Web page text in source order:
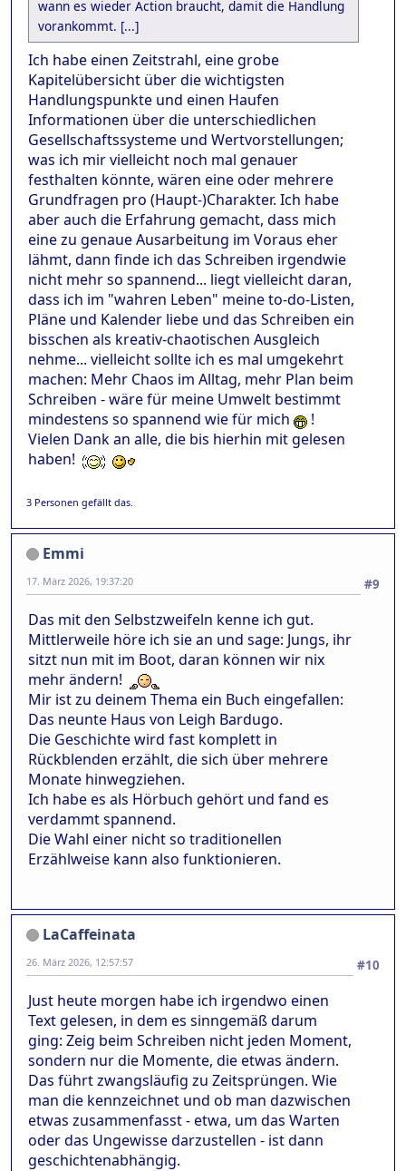
wann es wieder Action braucht, damit die Handlung
vorankommt. [...]
Ich habe einen Zeitstrahl, eine grobe
Kapitelübersicht über die wichtigsten
Handlungspunkte und einen Haufen
Informationen über die unterschiedlichen
Gesellschaftssysteme und Wertvorstellungen;
was ich mir vielleicht noch mal genauer
festhalten könnte, wären eine oder mehrere
Grundfragen pro (Haupt-)Charakter. Ich habe
aber auch die Erfahrung gemacht, dass mich
eine zu genaue Ausarbeitung im Voraus eher
lähmt, dann finde ich das Schreiben irgendwie
nicht mehr so spannend... liegt vielleicht daran,
dass ich im "wahren Leben" meine to-do-Listen,
Pläne und Kalender liebe und das Schreiben ein
bisschen als kreativ-chaotischen Ausgleich
nehme... vielleicht sollte ich es mal umgekehrt
machen: Mehr Chaos im Alltag, mehr Plan beim
Schreiben - wäre für meine Umwelt bestimmt
mindestens so spannend wie für mich
!
Vielen Dank an alle, die bis hierhin mit gelesen
haben!
3 Personen gefällt das.
Emmi
#9
17. März 2026, 19:37:20
Das mit den Selbstzweifeln kenne ich gut.
Mittlerweile höre ich sie an und sage: Jungs, ihr
sitzt nun mit im Boot, daran können wir nix
mehr ändern!
Mir ist zu deinem Thema ein Buch eingefallen:
Das neunte Haus von Leigh Bardugo.
Die Geschichte wird fast komplett in
Rückblenden erzählt, die sich über mehrere
Monate hinwegziehen.
Ich habe es als Hörbuch gehört und fand es
verdammt spannend.
Die Wahl einer nicht so traditionellen
Erzählweise kann also funktionieren.
LaCaffeinata
#10
26. März 2026, 12:57:57
Just heute morgen habe ich irgendwo einen
Text gelesen, in dem es sinngemäß darum
ging: Zeig beim Schreiben nicht jeden Moment,
sondern nur die Momente, die etwas ändern.
Das führt zwangsläufig zu Zeitsprüngen. Wie
man die kennzeichnet und ob man dazwischen
etwas zusammenfasst - etwa, um das Warten
oder das Ungewisse darzustellen - ist dann
geschichtenabhängig.